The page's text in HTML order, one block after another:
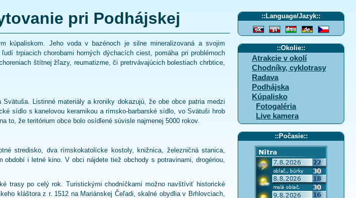
pri Podhájskej
kúpaliskom. Jeho voda v bazénoch je silne mineralizovaná a svojim
trpiacich chorobami horných dýchacích ciest, pomáha pri problémoch
štítnej žľazy, reumatizme, či pretrvávajúcich bolestiach chrbtice,
Listinné materiály a kroniky dokazujú, že obe obce patria medzi
sídlo s kanelovou keramikou a rímsko-barbarské sídlo, vo Svätuši hrob
to, že teritórium obce bolo osídlené súvisle najmenej 5000 rokov.
stredisko, dva rímskokatolícke kostoly, knižnica, železničná stanica,
i letné kino. V obci nájdete tiež obchody s potravinami, drogériou,
trasy po celý rok. Turistickými chodníčkami možno navštíviť historické
kláštora z r. 1512 na Mariánskej Čeľadi, skalné obydlia v Brhlovciach,
:: Language/Jazyk::
::Okolie::
Atrakcie v okolí
Chodníky, cyklotrasy
Radava
Podhájska
Kúpalisko
Fotogaléria
Live kamera
:: Počasie::